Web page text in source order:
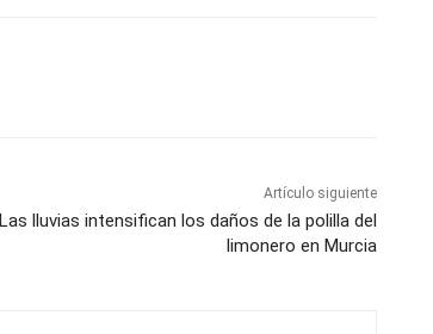
Artículo siguiente
Las lluvias intensifican los daños de la polilla del
limonero en Murcia